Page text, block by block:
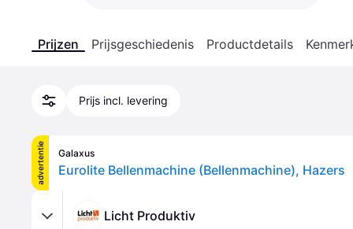
Prijzen Prijsgeschiedenis Productdetails
Prijs incl. levering
advertentie Galaxus
Eurolite Bellenmachine (Bellenmachine), Hazers
Licht Produktiv